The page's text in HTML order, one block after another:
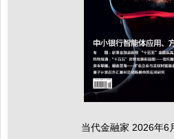
当代金融家 2026年6